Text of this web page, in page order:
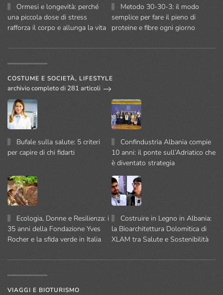
Ormesi e longevità: perché
una piccola dose di stress
rafforza il corpo e allunga la vita
Metodo 30-30-3: il modo
semplice per fare il pieno di
proteine e fibre ogni giorno
COSTUME E SOCIETÀ, LIFESTYLE
archivio completo di 281 articoli
Bufale sulla salute: 5 criteri
per capire di chi fidarti
Confindustria Albania compie
10 anni: il ponte sull’Adriatico che
è diventato strategia
Ecologia, Donne e Resilienza: i
35 anni della Fondazione Yves
Rocher e la sfida verde in Italia
Costruire in Legno in Albania:
la Bioarchitettura Dolomitica di
XLAM tra Salute e Sostenibilità
VIAGGI E BIOTURISMO